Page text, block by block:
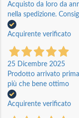
Acquisto da loro da
nella spedizione.
Acquirente verificato
25 Dicembre 2025
Prodotto arrivato
più che bene ottimo
Acquirente verificato